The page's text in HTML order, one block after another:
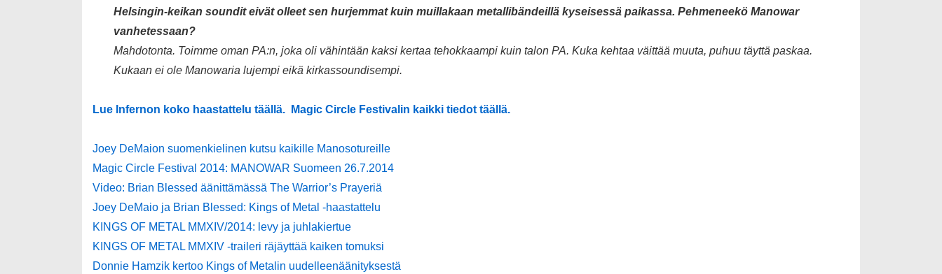
Helsingin-keikan soundit eivät olleet sen hurjemmat kuin muillakaan metallibändeillä kyseisessä paikassa. Pehmeneekö Manowar
vanhetessaan?
Mahdotonta. Toimme oman PA:n, joka oli vähintään kaksi kertaa tehokkaampi kuin talon PA. Kuka kehtaa väittää muuta, puhuu täyttä paskaa.
Kukaan ei ole Manowaria lujempi eikä kirkassoundisempi.
Lue Infernon koko haastattelu täällä. Magic Circle Festivalin kaikki tiedot täällä.
Joey DeMaion suomenkielinen kutsu kaikille Manosotureille
Magic Circle Festival 2014: MANOWAR Suomeen 26.7.2014
Video: Brian Blessed äänittämässä The Warrior’s Prayeriä
Joey DeMaio ja Brian Blessed: Kings of Metal -haastattelu
KINGS OF METAL MMXIV/2014: levy ja juhlakiertue
KINGS OF METAL MMXIV -traileri räjäyttää kaiken tomuksi
Donnie Hamzik kertoo Kings of Metalin uudelleenäänityksestä